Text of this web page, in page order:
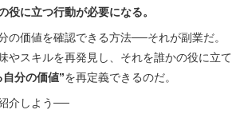
役に立つ行動が必要になる。
の価値を確認できる方法──それが副業だ。
やスキルを再発見し、それを誰かの役に立て
分の価値”を再定義できるのだ。
介しよう──